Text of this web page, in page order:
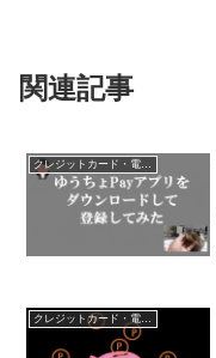
関連記事
クレジットカード・電子マネー・pay・ポイント